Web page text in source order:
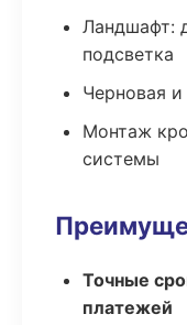
Ландшафт:
подсветка
Черновая и
Монтаж
системы
Точные
платежей